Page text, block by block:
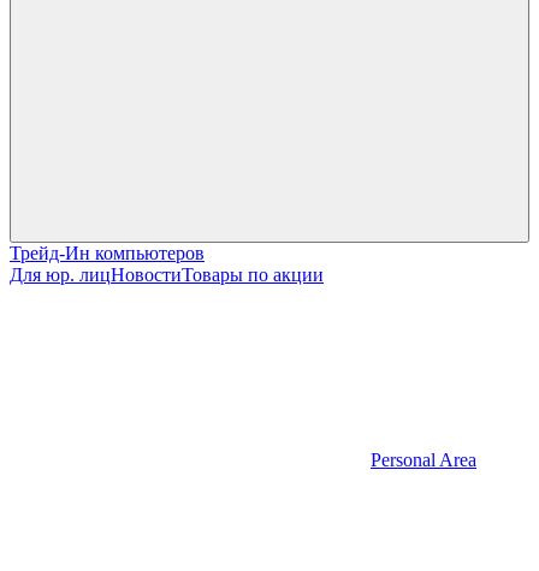
Трейд-Ин компьютеров
Для юр. лицНовостиТовары по акции
Personal Area